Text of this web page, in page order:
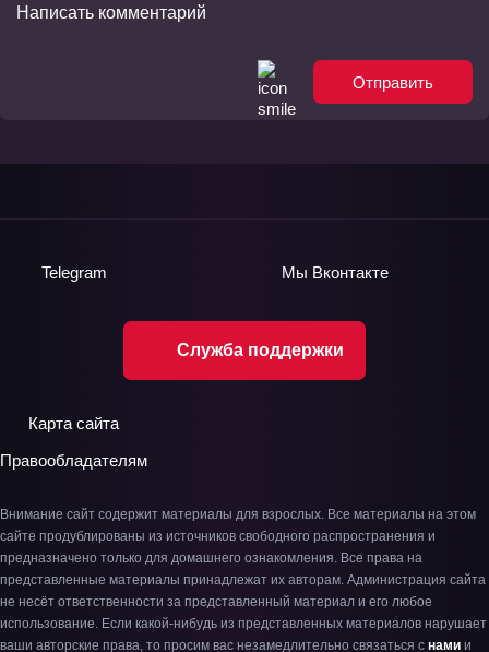
Отправить
Служба поддержки
Telegram Мы Вконтакте
Карта сайта
Правообладателям
Внимание сайт содержит материалы для взрослых. Все материалы на этом
сайте продублированы из источников свободного распространения и
предназначено только для домашнего ознакомления. Все права на
представленные материалы принадлежат их авторам. Администрация сайта
не несёт ответственности за представленный материал и его любое
использование. Если какой-нибудь из представленных материалов нарушает
ваши авторские права, то просим вас незамедлительно связаться с нами и